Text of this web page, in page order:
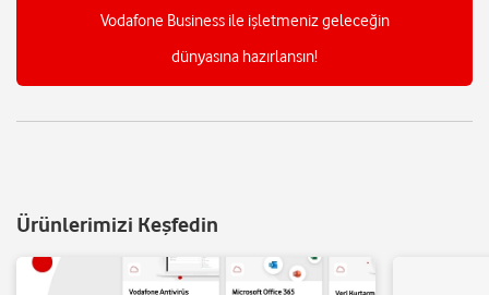
Vodafone Business ile işletmeniz geleceğin
dünyasına hazırlansın!
Ürünlerimizi Keşfedin